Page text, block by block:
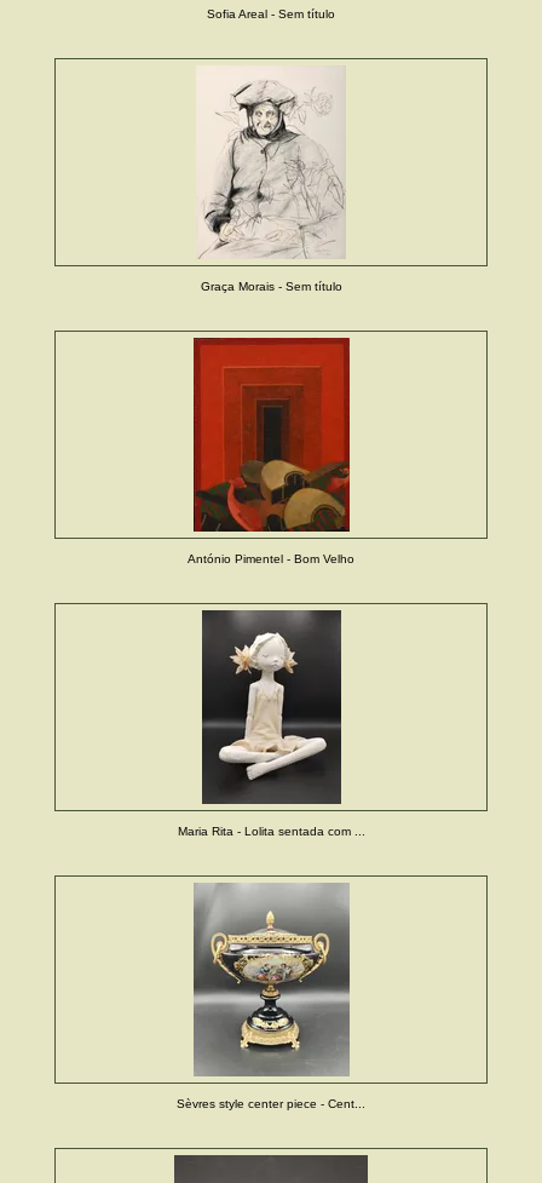
Sofia Areal - Sem título
Graça Morais - Sem título
António Pimentel - Bom Velho
Maria Rita - Lolita sentada com ...
Sèvres style center piece - Cent...